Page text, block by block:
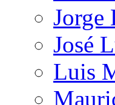
Jorge
José
Luis